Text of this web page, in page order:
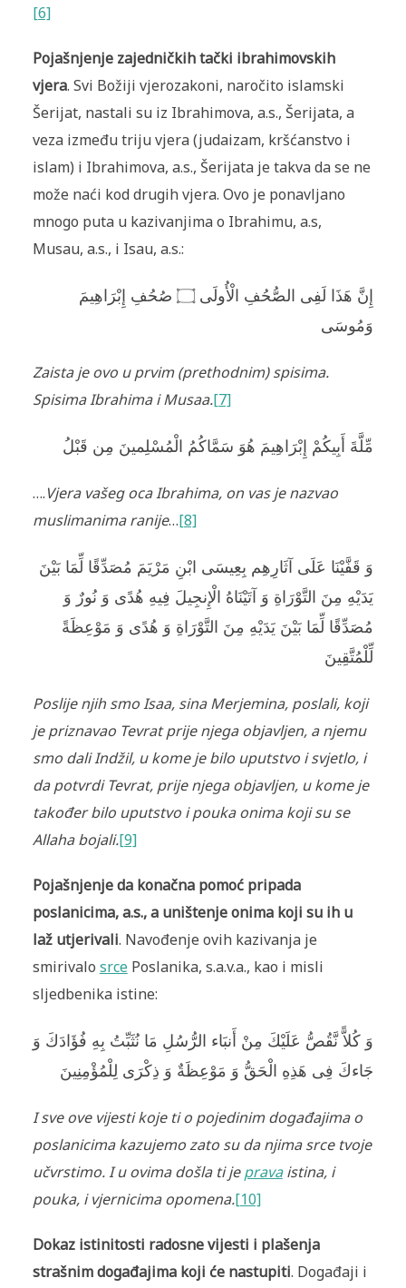
[6]
Pojašnjenje zajedničkih tački ibrahimovskih
vjera. Svi Božiji vjerozakoni, naročito islamski
Šerijat, nastali su iz Ibrahimova, a.s., Šerijata, a
veza između triju vjera (judaizam, kršćanstvo i
islam) i Ibrahimova, a.s., Šerijata je takva da se ne
može naći kod drugih vjera. Ovo je ponavljano
mnogo puta u kazivanjima o Ibrahimu, a.s,
Musau, a.s., i Isau, a.s.:
إِنَّ هَذَا لَفِى الصُّحُفِ الْأُولَى ۝ صُحُفِ إِبْرَاهِيمَ
وَمُوسَى
Zaista je ovo u prvim (prethodnim) spisima.
Spisima Ibrahima i Musaa.[7]
مِّلَّةَ أَبِيكُمْ إِبْرَاهِيمَ هُوَ سَمَّاكُمُ الْمُسْلِمينَ مِن قَبْلُ
….Vjera vašeg oca Ibrahima, on vas je nazvao
muslimanima ranije…[8]
وَ قَفَّيْنَا عَلَى آثَارِهِم بِعِيسَى ابْنِ مَرْيَمَ مُصَدِّقًا لِّمَا بَيْنَ
يَدَيْهِ مِنَ التَّوْرَاةِ وَ آتَيْنَاهُ الْإِنجِيلَ فِيهِ هُدًى وَ نُورٌ وَ
مُصَدِّقًا لِّمَا بَيْنَ يَدَيْهِ مِنَ التَّوْرَاةِ وَ هُدًى وَ مَوْعِظَةً
لِّلْمُتَّقِينَ
Poslije njih smo Isaa, sina Merjemina, poslali, koji
je priznavao Tevrat prije njega objavljen, a njemu
smo dali Indžil, u kome je bilo uputstvo i svjetlo, i
da potvrdi Tevrat, prije njega objavljen, u kome je
također bilo uputstvo i pouka onima koji su se
Allaha bojali.[9]
Pojašnjenje da konačna pomoć pripada
poslanicima, a.s., a uništenje onima koji su ih u
laž utjerivali. Navođenje ovih kazivanja je
smirivalo srcePoslanika, s.a.v.a., kao i misli
sljedbenika istine:
وَ كُلاًّ نَّقُصُّ عَلَيْكَ مِنْ أَنبَاء الرُّسُلِ مَا نُثَبِّتُ بِهِ فُؤَادَكَ وَ
جَاءكَ فِى هَذِهِ الْحَقُّ وَ مَوْعِظَةٌ وَ ذِكْرَى لِلْمُؤْمِنِينَ
I sve ove vijesti koje ti o pojedinim događajima o
poslanicima kazujemo zato su da njima srce tvoje
učvrstimo. I u ovima došla ti jepravaistina, i
pouka, i vjernicima opomena.[10]
Dokaz istinitosti radosne vijesti i plašenja
strašnim događajima koji će nastupiti. Događaji i